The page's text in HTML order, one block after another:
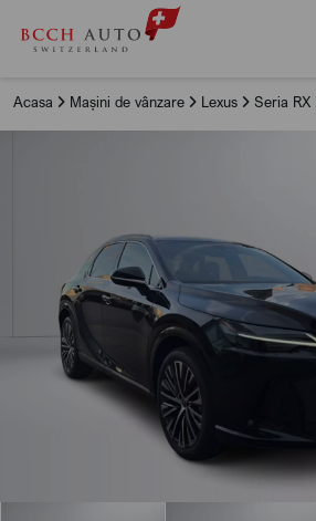
Acasa Mașini de vânzare Lexus Seria RX